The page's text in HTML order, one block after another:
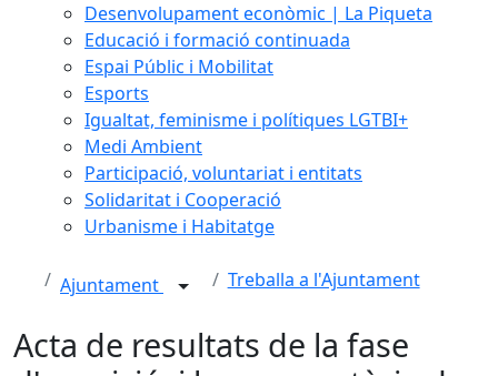
Desenvolupament econòmic | La Piqueta
Educació i formació continuada
Espai Públic i Mobilitat
Esports
Igualtat, feminisme i polítiques LGTBI+
Medi Ambient
Participació, voluntariat i entitats
Solidaritat i Cooperació
Urbanisme i Habitatge
Ajuntament Treballa a l'Ajuntament
Acta de resultats de la fase